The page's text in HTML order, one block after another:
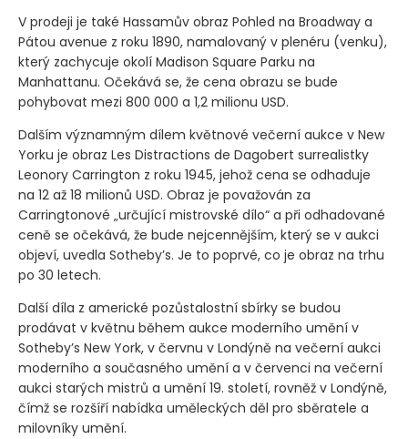
V prodeji je také Hassamův obraz Pohled na Broadway a
Pátou avenue z roku 1890, namalovaný v plenéru (venku),
který zachycuje okolí Madison Square Parku na
Manhattanu. Očekává se, že cena obrazu se bude
pohybovat mezi 800 000 a 1,2 milionu USD.
Dalším významným dílem květnové večerní aukce v New
Yorku je obraz Les Distractions de Dagobert surrealistky
Leonory Carrington z roku 1945, jehož cena se odhaduje
na 12 až 18 milionů USD. Obraz je považován za
Carringtonové „určující mistrovské dílo“ a při odhadované
ceně se očekává, že bude nejcennějším, který se v aukci
objeví, uvedla Sotheby’s. Je to poprvé, co je obraz na trhu
po 30 letech.
Další díla z americké pozůstalostní sbírky se budou
prodávat v květnu během aukce moderního umění v
Sotheby’s New York, v červnu v Londýně na večerní aukci
moderního a současného umění a v červenci na večerní
aukci starých mistrů a umění 19. století, rovněž v Londýně,
čímž se rozšíří nabídka uměleckých děl pro sběratele a
milovníky umění.